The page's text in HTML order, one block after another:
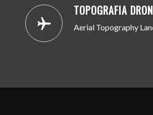
TOPOGRAFIA
Aerial Topography